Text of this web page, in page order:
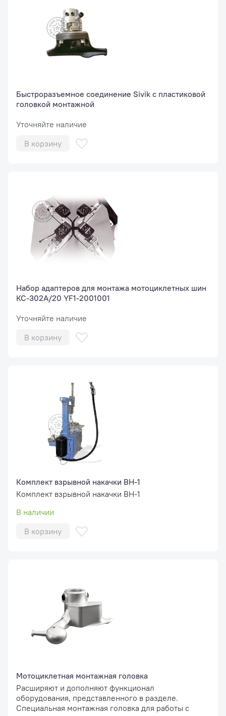
Быстроразъемное соединение Sivik с пластиковой
головкой монтажной
Уточняйте наличие
В корзину
Набор адаптеров для монтажа мотоциклетных шин
КС-302А/20 YF1-2001001
Уточняйте наличие
В корзину
Комплект взрывной накачки ВН-1
Комплект взрывной накачки ВН-1
В наличии
В корзину
Мотоциклетная монтажная головка
Расширяют и дополняют функционал
оборудования, представленного в разделе.
Специальная монтажная головка для работы с